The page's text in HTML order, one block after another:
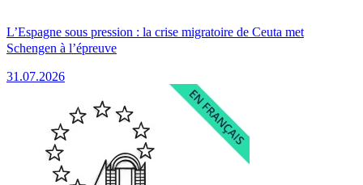
L’Espagne sous pression : la crise migratoire de Ceuta met
Schengen à l’épreuve
31.07.2026